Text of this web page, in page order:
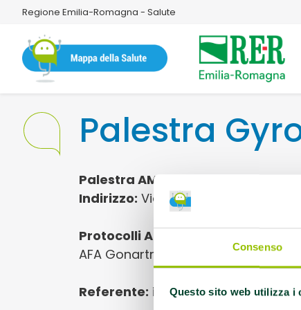
Consenso
Questo sito web utilizza i
Regione Emilia-Romagna - Salute
Palestra
Palestra AMA
Indirizzo: Via Degli Imprenditori 19
Protocolli AMA:
AFA Gonartrosi, AFA Lombalgia
Referente: